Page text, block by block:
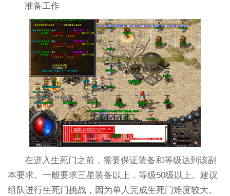
准备工作
在进入生死门之前，需要保证装备和等级达到该副
本要求。一般要求三星装备以上，等级50级以上。建议
组队进行生死门挑战，因为单人完成生死门难度较大。